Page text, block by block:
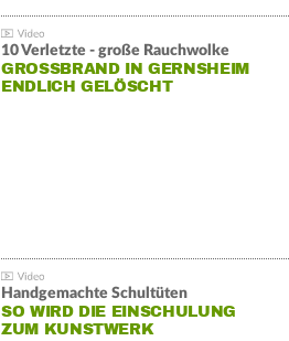
10 Verletzte - große Rauchwolke
GROSSBRAND IN GERNSHEIM E
NDLICH GELÖSCHT
Handgemachte Schultüten
SO WIRD DIE EINSCHULUNG
ZUM KUNSTWERK